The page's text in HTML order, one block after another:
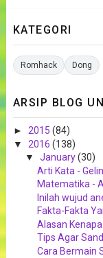
KATEGORI
Romhack Dong
ARSIP BLOG
► 2015 (84)
▼ 2016 (138)
▼ January(30)
Arti Kata -
Matematika -
Inilah wujud
Fakta-Fakta
Alasan
Tips Agar
Cara Bermain